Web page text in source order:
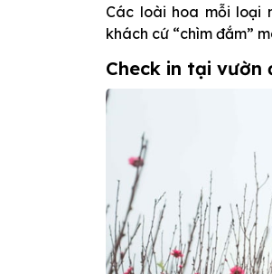
Các loài hoa mỗi loại
khách cứ “chìm đắm”
Check in tại vườn